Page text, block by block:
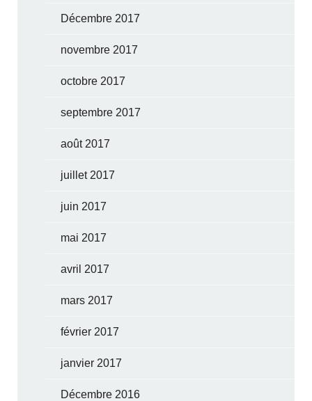
Décembre 2017
novembre 2017
octobre 2017
septembre 2017
août 2017
juillet 2017
juin 2017
mai 2017
avril 2017
mars 2017
février 2017
janvier 2017
Décembre 2016